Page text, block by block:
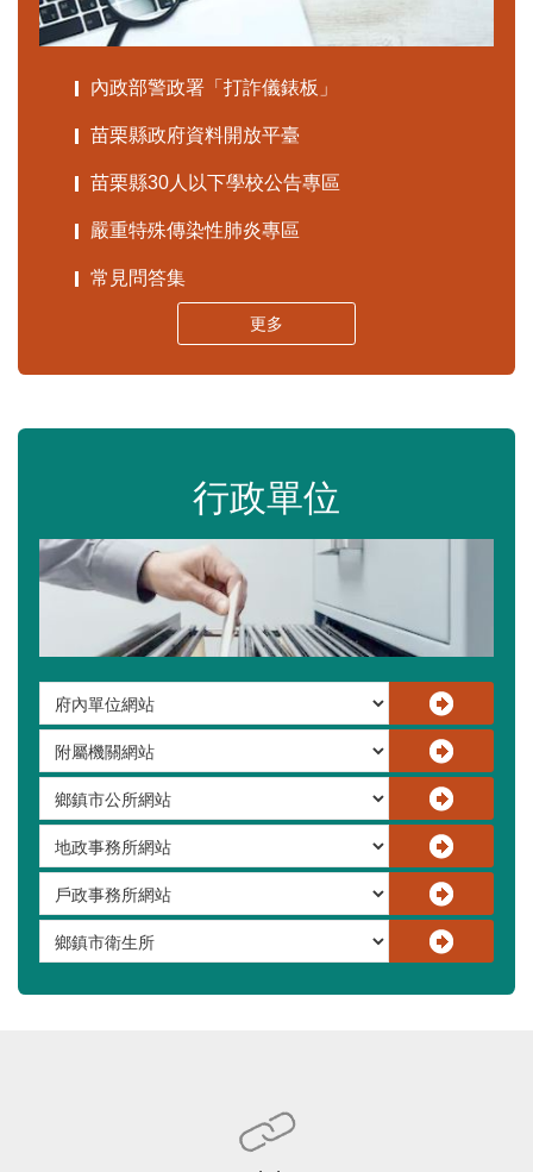
內政部警政署「打詐儀錶板」
苗栗縣政府資料開放平臺
苗栗縣30人以下學校公告專區
嚴重特殊傳染性肺炎專區
常見問答集
更多
行政單位